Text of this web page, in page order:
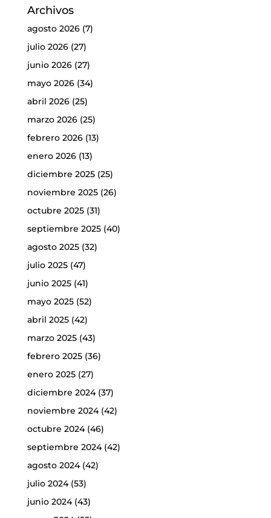
Archivos
agosto 2026(7)
julio 2026(27)
junio 2026(27)
mayo 2026(34)
abril 2026(25)
marzo 2026(25)
febrero 2026(13)
enero 2026(13)
diciembre 2025(25)
noviembre 2025(26)
octubre 2025(31)
septiembre 2025(40)
agosto 2025(32)
julio 2025(47)
junio 2025(41)
mayo 2025(52)
abril 2025(42)
marzo 2025(43)
febrero 2025(36)
enero 2025(27)
diciembre 2024(37)
noviembre 2024(42)
octubre 2024(46)
septiembre 2024(42)
agosto 2024(42)
julio 2024(53)
junio 2024(43)